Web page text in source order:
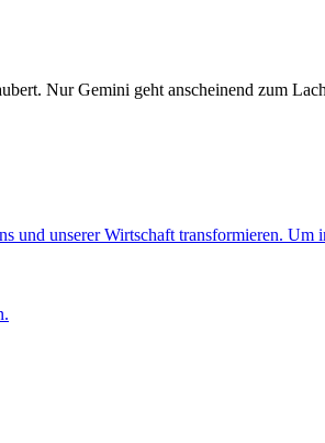
Nur Gemini geht anscheinend zum
unserer Wirtschaft transformieren.